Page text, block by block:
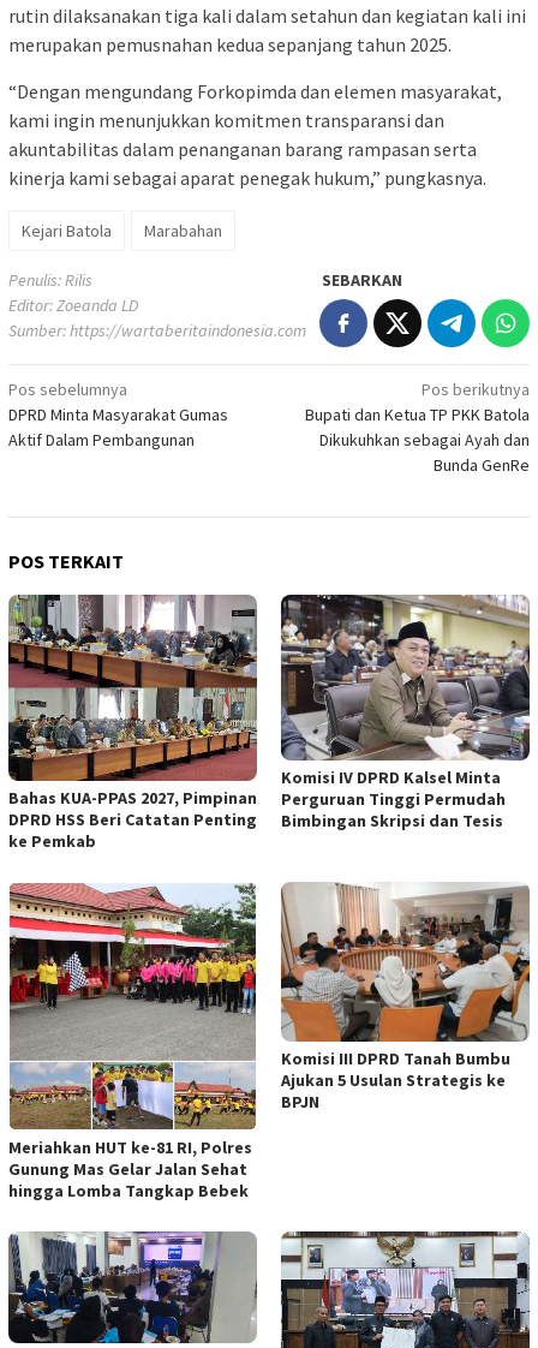
rutin dilaksanakan tiga kali dalam setahun dan kegiatan kali ini
merupakan pemusnahan kedua sepanjang tahun 2025.
“Dengan mengundang Forkopimda dan elemen masyarakat,
kami ingin menunjukkan komitmen transparansi dan
akuntabilitas dalam penanganan barang rampasan serta
kinerja kami sebagai aparat penegak hukum,” pungkasnya.
Kejari Batola Marabahan
Penulis: Rilis
Editor: Zoeanda LD
Sumber:https://wartaberitaindonesia.com
SEBARKAN
Navigasi
pos
Pos sebelumnya
DPRD Minta Masyarakat Gumas
Aktif Dalam Pembangunan
Pos berikutnya
Bupati dan Ketua TP PKK Batola
Dikukuhkan sebagai Ayah dan
Bunda GenRe
POS TERKAIT
Bahas KUA-PPAS 2027, Pimpinan
DPRD HSS Beri Catatan Penting
ke Pemkab
Komisi IV DPRD Kalsel Minta
Perguruan Tinggi Permudah
Bimbingan Skripsi dan Tesis
Meriahkan HUT ke-81 RI, Polres
Gunung Mas Gelar Jalan Sehat
hingga Lomba Tangkap Bebek
Komisi III DPRD Tanah Bumbu
Ajukan 5 Usulan Strategis ke
BPJN